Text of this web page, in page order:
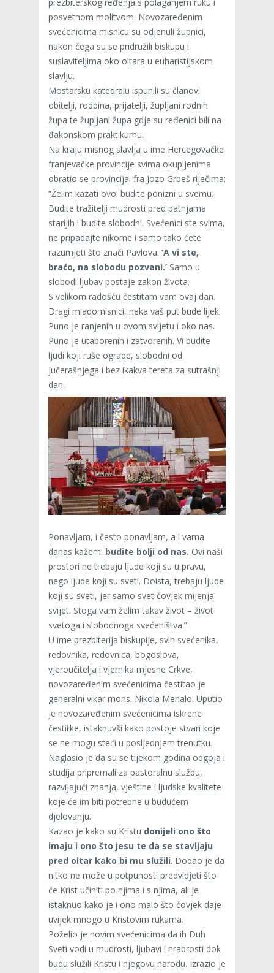
posvetnom molitvom. Novozaređenim
svećenicima misnicu su odjenuli župnici,
nakon čega su se pridružili biskupu i
suslaviteljima oko oltara u euharistijskom
slavlju.
Mostarsku katedralu ispunili su članovi
obitelji, rodbina, prijatelji, župljani rodnih
župa te župljani župa gdje su ređenici bili na
đakonskom praktikumu.
Na kraju misnog slavlja u ime Hercegovačke
franjevačke provincije svima okupljenima
obratio se provincijal fra Jozo Grbeš riječima:
“Želim kazati ovo: budite ponizni u svemu.
Budite tražitelji mudrosti pred patnjama
starijih i budite slobodni. Svećenici ste svima,
ne pripadajte nikome i samo tako ćete
razumjeti što znači Pavlova: ‘A vi ste,
braćo, na slobodu pozvani.’ Samo u
slobodi ljubav postaje zakon života.
S velikom radošću čestitam vam ovaj dan.
Dragi mladomisnici, neka vaš put bude lijek.
Puno je ranjenih u ovom svijetu i oko nas.
Puno je utaborenih i zatvorenih. Vi budite
ljudi koji ruše ograde, slobodni od
jučerašnjega i bez ikakva tereta za sutrašnji
dan.
Ponavljam, i često ponavljam, a i vama
danas kažem: budite bolji od nas. Ovi naši
prostori ne trebaju ljude koji su u pravu,
nego ljude koji su sveti. Doista, trebaju ljude
koji su sveti, jer samo svet čovjek mijenja
svijet. Stoga vam želim takav život – život
svetoga i slobodnoga svećeništva.”
U ime prezbiterija biskupije, svih svećenika,
redovnika, redovnica, bogoslova,
vjeroučitelja i vjernika mjesne Crkve,
novozaređenim svećenicima čestitao je
generalni vikar mons. Nikola Menalo. Uputio
je novozaređenim svećenicima iskrene
čestitke, istaknuvši kako postoje stvari koje
se ne mogu steći u posljednjem trenutku.
Naglasio je da su se tijekom godina odgoja i
studija pripremali za pastoralnu službu,
razvijajući znanja, vještine i ljudske kvalitete
koje će im biti potrebne u budućem
djelovanju.
Kazao je kako su Kristu donijeli ono što
imaju i ono što jesu te da se stavljaju
pred oltar kako bi mu služili. Dodao je da
nitko ne može u potpunosti predvidjeti što
će Krist učiniti po njima i s njima, ali je
istaknuo kako je i ono malo što čovjek daje
uvijek mnogo u Kristovim rukama.
Poželio je novim svećenicima da ih Duh
Sveti vodi u mudrosti, ljubavi i hrabrosti dok
budu služili Kristu i njegovu narodu. Izrazio je